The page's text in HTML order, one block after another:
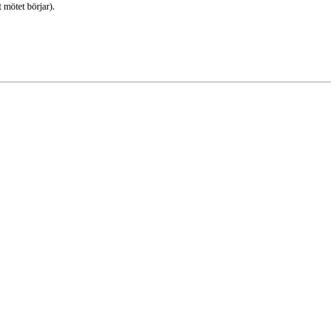
mötet börjar).